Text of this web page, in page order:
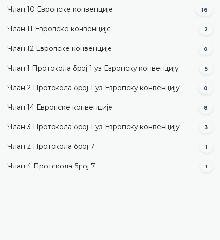
Члан 10 Европске конвенције 16
Члан 11 Европске конвенције 2
Члан 12 Европске конвенције 0
Члан 1 Протокола број 1 уз Европску конвенцију 5
Члан 2 Протокола број 1 уз Европску конвенцију 0
Члан 14 Европске конвенције 8
Члан 3 Протокола број 1 уз Европску конвенцију 3
Члан 2 Протокола број 7 1
Члан 4 Протокола број 7 1